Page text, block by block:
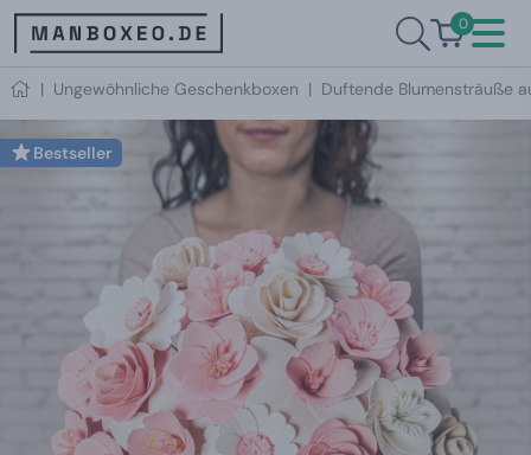
0
| Ungewöhnliche Geschenkboxen | Duftende Blumensträuße
Bestseller